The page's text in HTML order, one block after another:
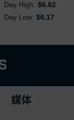
Day High: $6.82
Day Low: $6.17
媒体